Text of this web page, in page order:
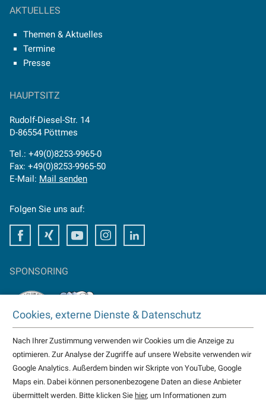
AKTUELLES
Themen & Aktuelles
Termine
Presse
HAUPTSITZ
Rudolf-Diesel-Str. 14
D-86554 Pöttmes
Tel.: +49(0)8253-9965-0
Fax: +49(0)8253-9965-50
E-Mail: Mail senden
Folgen Sie uns auf:
FacebookXing Youtube Instagram
SPONSORING
TAKTOMAT ist Partner von
HC Erlangen
Eisbären Heilbronn
weitere...
Cookies, externe Dienste & Datenschutz
Nach Ihrer Zustimmung verwenden wir Cookies um die Anzeige zu
optimieren. Zur Analyse der Zugriffe auf unsere Website verwenden wir
Google Analytics. Außerdem binden wir Skripte von YouTube, Google
Maps ein. Dabei können personenbezogene Daten an diese Anbieter
übermittelt werden. Bitte klicken Sie hier, um Informationen zum